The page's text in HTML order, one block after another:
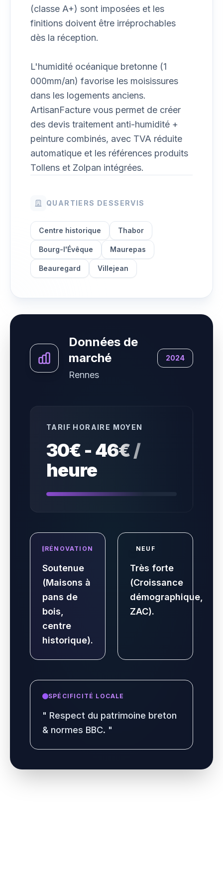
(classe A+) sont imposées et les
finitions doivent être irréprochables
dès la réception.
L'humidité océanique bretonne (1
000mm/an) favorise les moisissures
dans les logements anciens.
ArtisanFacture vous permet de créer
des devis traitement anti-humidité +
peinture combinés, avec TVA réduite
automatique et les références produits
Tollens et Zolpan intégrées.
QUARTIERS DESSERVIS
Centre historique Thabor
Bourg-l'Évêque Maurepas
Beauregard Villejean
Données de
marché
Rennes
2024
TARIF HORAIRE MOYEN
30€ - 46€ /
heure
RÉNOVATION
Soutenue
(Maisons à
pans de
bois,
centre
historique).
NEUF
Très forte
(Croissance
démographique,
ZAC).
SPÉCIFICITÉ LOCALE
" Respect du patrimoine breton
& normes BBC. "